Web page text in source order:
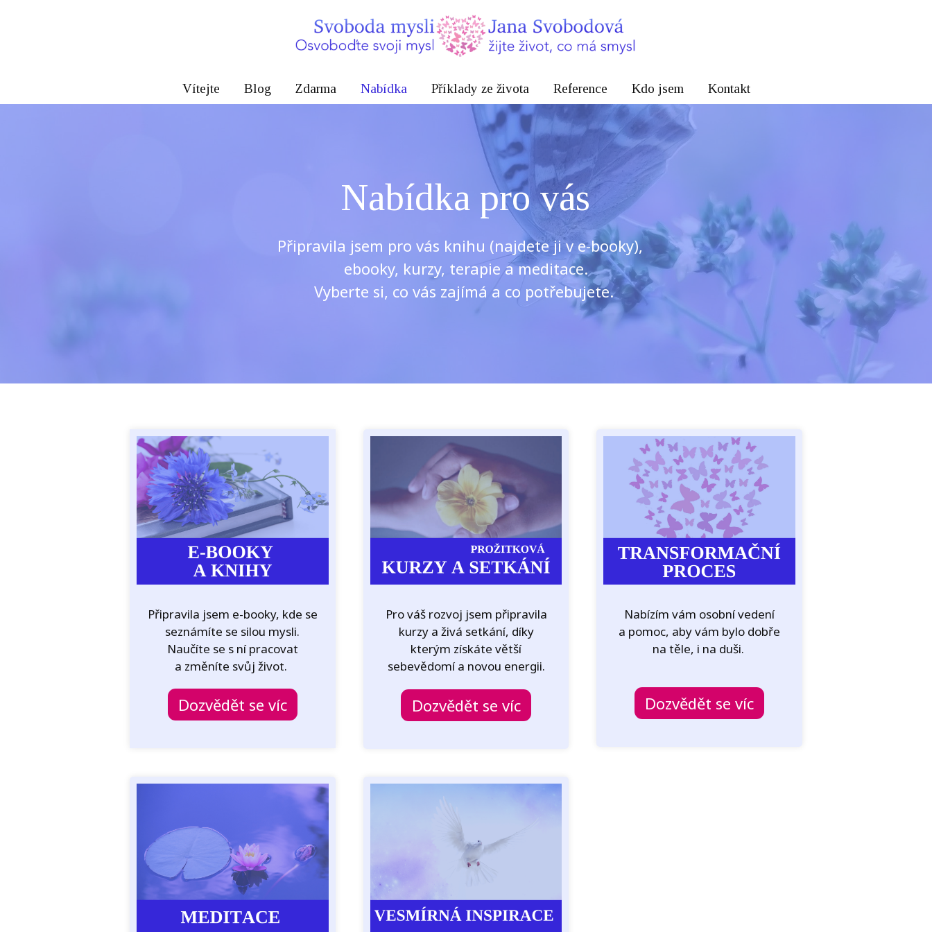
Vítejte Blog Zdarma Nabídka Příklady ze života Reference Kdo jsem Kontakt
Nabídka pro vás
Připravila jsem pro vás knihu (najdete ji v e-booky),
ebooky, kurzy, terapie a meditace.
Vyberte si, co vás zajímá a co potřebujete.
Připravila jsem e-booky, kde se
seznámíte se silou mysli.
Naučíte se s ní pracovat
a změníte svůj život.
Dozvědět se víc
Pro váš rozvoj jsem připravila
kurzy a živá setkání, díky
kterým získáte větší
sebevědomí a novou energii.
Dozvědět se víc
Nabízím vám osobní vedení
a pomoc, aby vám bylo dobře
na těle, i na duši.
Dozvědět se víc